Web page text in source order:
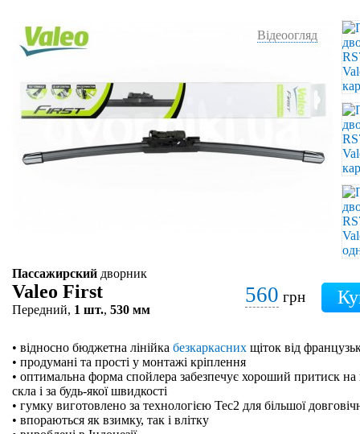
Відеоогляд
Пассажирский дворник
Valeo First
Передний, 1 шт., 530 мм
560 грн
• відносно бюджетна лінійка безкаркасних щіток від
• продумані та прості у монтажі кріплення
• оптимальна форма спойлера забезпечує хороший притиск на
скла і за будь-якої швидкості
• гумку виготовлено за технологією Tec2 для більшої
• впораються як взимку, так і влітку